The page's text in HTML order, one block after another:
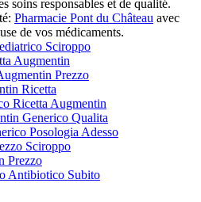
soins responsables et de qualité.
Pharmacie Pont du Château avec
de vos médicaments.
Sciroppo
Augmentin
Prezzo
Ricetta
Ricetta Augmentin
Generico Qualita
Posologia Adesso
Sciroppo
Prezzo
Antibiotico Subito